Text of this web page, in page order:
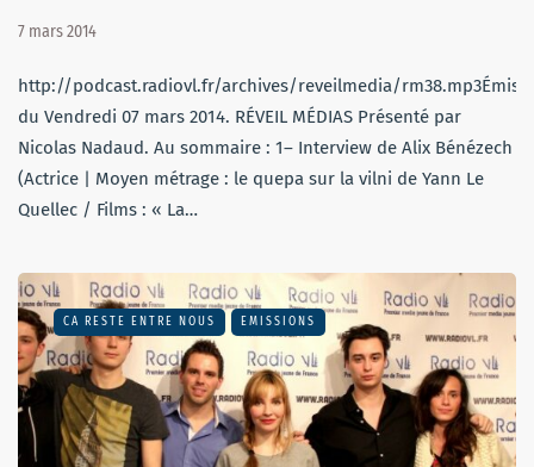
7 mars 2014
http://podcast.radiovl.fr/archives/reveilmedia/
du Vendredi 07 mars 2014. RÉVEIL MÉDIAS Présenté par
Nicolas Nadaud. Au sommaire : 1– Interview de Alix Bénézech
(Actrice | Moyen métrage : le quepa sur la vilni de Yann Le
Quellec / Films : « La…
CA RESTE ENTRE NOUS EMISSIONS